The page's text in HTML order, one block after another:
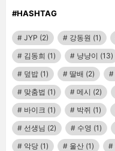
#HASHTAG
JYP (2) 강동원 (1)
김동희 (1) 냥냥이 (13)
덮밥 (1) 딸배 (2)
맞춤법 (1) 메시 (2)
바이크 (1) 박쥐 (1)
선생님 (2) 수영 (1)
악당 (1) 울산 (1)